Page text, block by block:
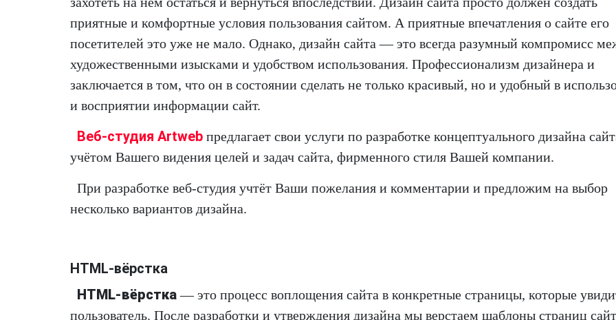
приятные и комфортные условия пользования сайтом. А приятные впечатления о сайте его
посетителей это уже не мало. Однако, дизайн сайта — это всегда разумный компромисс
художественными изысками и удобством использования. Профессионализм дизайнера и
заключается в том, что он в состоянии сделать не только красивый, но и удобный в
и восприятии информации сайт.
Веб-студия Artweb предлагает свои услуги по разработке концептуального дизайна
учётом Вашего видения целей и задач сайта, фирменного стиля Вашей компании.
При разработке веб-студия учтёт Ваши пожелания и комментарии и предложим на выбор
несколько вариантов дизайна.
HTML-вёрстка
HTML-вёрстка— это процесс воплощения сайта в конкретные страницы, которые
пользователь. После разработки и утверждения дизайна мы верстаем шаблоны страниц